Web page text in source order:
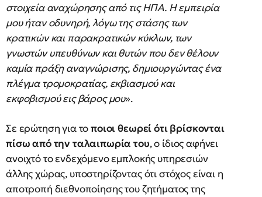
στοιχεία αναχώρησης από τις ΗΠΑ. Η εμπειρία
μου ήταν οδυνηρή, λόγω της στάσης των
κρατικών και παρακρατικών κύκλων, των
γνωστών υπευθύνων και θυτών που δεν θέλουν
καμία πράξη αναγνώρισης, δημιουργώντας ένα
πλέγμα τρομοκρατίας, εκβιασμού και
εκφοβισμού εις βάρος μου».
Σε ερώτηση για τοποιοι θεωρεί ότι βρίσκονται
πίσω από την ταλαιπωρία του, ο ίδιος αφήνει
ανοιχτό το ενδεχόμενο εμπλοκής υπηρεσιών
άλλης χώρας, υποστηρίζοντας ότι στόχος είναι η
αποτροπή διεθνοποίησης του ζητήματος της